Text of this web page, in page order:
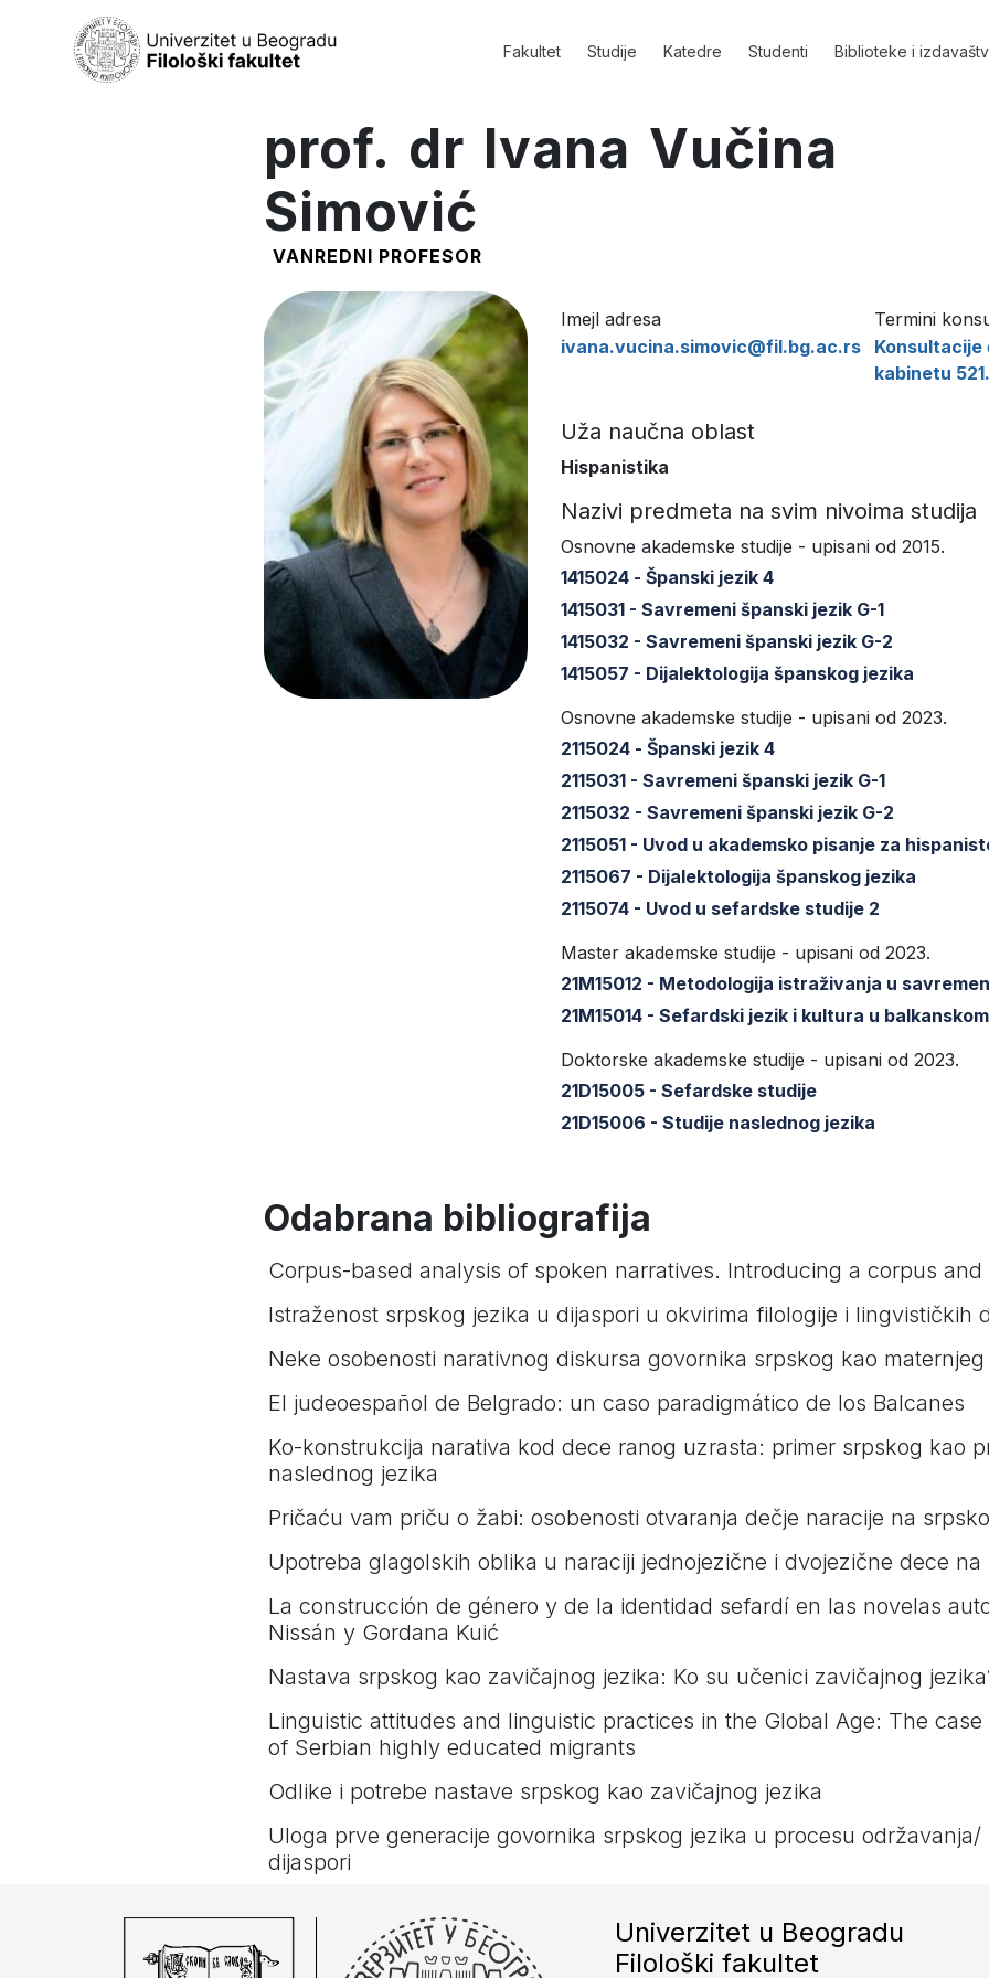
Fakultet Studije Katedre Studenti Biblioteke i
prof. dr Ivana Vučina
Simović
VANREDNI PROFESOR
Imejl adresa
Termini
ivana.vucina.simovic@fil.bg.ac.rs
Konsultacije
kabinetu 521.
Uža naučna oblast
Hispanistika
Nazivi predmeta na svim nivoima studija
Osnovne akademske studije - upisani od 2015.
1415024 - Španski jezik 4
1415031 - Savremeni španski jezik G-1
1415032 - Savremeni španski jezik G-2
1415057 - Dijalektologija španskog jezika
Osnovne akademske studije - upisani od 2023.
2115024 - Španski jezik 4
2115031 - Savremeni španski jezik G-1
2115032 - Savremeni španski jezik G-2
2115051 - Uvod u akademsko pisanje za
2115067 - Dijalektologija španskog jezika
2115074 - Uvod u sefardske studije 2
Master akademske studije - upisani od 2023.
21M15012 - Metodologija istraživanja u
21M15014 - Sefardski jezik i kultura u
Doktorske akademske studije - upisani od 2023.
21D15005 - Sefardske studije
21D15006 - Studije naslednog jezika
Odabrana bibliografija
Corpus-based analysis of spoken narratives. Introducing a corpus and
Istraženost srpskog jezika u dijaspori u okvirima filologije i lingvističkih
Neke osobenosti narativnog diskursa govornika srpskog kao
El judeoespañol de Belgrado: un caso paradigmático de los Balcanes
Ko-konstrukcija narativa kod dece ranog uzrasta: primer srpskog kao
naslednog jezika
Pričaću vam priču o žabi: osobenosti otvaranja dečje naracije na
Upotreba glagolskih oblika u naraciji jednojezične i dvojezične dece na
La construcción de género y de la identidad sefardí en las novelas
Nissán y Gordana Kuić
Nastava srpskog kao zavičajnog jezika: Ko su učenici zavičajnog
Linguistic attitudes and linguistic practices in the Global Age: The
of Serbian highly educated migrants
Odlike i potrebe nastave srpskog kao zavičajnog jezika
Uloga prve generacije govornika srpskog jezika u procesu održavanja/
dijaspori
Univerzitet u Beogradu
Filološki fakultet